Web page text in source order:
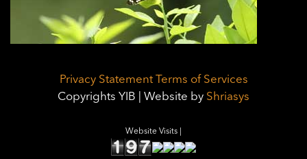
Privacy Statement Terms of Services
Copyrights YIB | Website by Shriasys
Website Visits |